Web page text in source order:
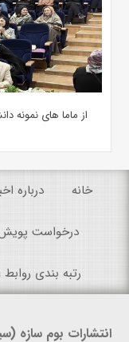
از ماما های نمونه
خانه درباره
درخواست
رتبه بندی
انتشارات بوم سازه